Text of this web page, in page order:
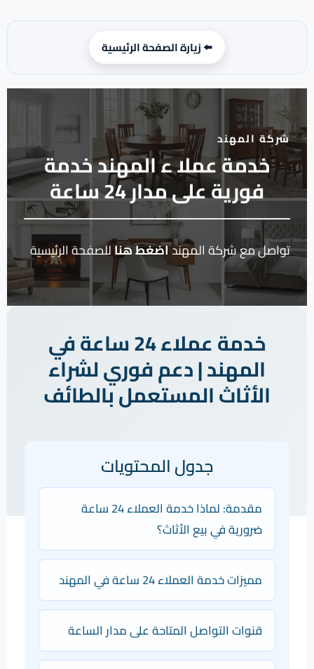
⬅️ زيارة الصفحة الرئيسية
شركة المهند
خدمة عملا ء المهند خدمة
فورية على مدار 24 ساعة
تواصل مع شركة المهنداضغط هناللصفحة الرئيسية
خدمة عملاء 24 ساعة في
المهند | دعم فوري لشراء
الأثاث المستعمل بالطائف
جدول المحتويات
مقدمة: لماذا خدمة العملاء 24 ساعة
ضرورية في بيع الأثاث؟
مميزات خدمة العملاء 24 ساعة في المهند
قنوات التواصل المتاحة على مدار الساعة